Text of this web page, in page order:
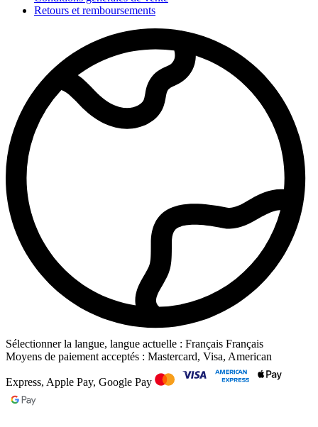
Retours et remboursements
Sélectionner la langue, langue actuelle : Français Français
Moyens de paiement acceptés : Mastercard, Visa, American
Express, Apple Pay, Google Pay